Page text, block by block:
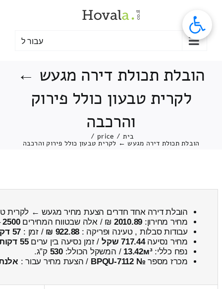
עבור ל
הובלת תכולת דירה מגעש ←
לקרית טבעון כולל פירוק
והרכבה
בית /
price
/
הובלת תכולת דירה מגעש ← לקרית טבעון כולל פירוק והרכבה
הובלת דירה אחד חדרים הצעת מחיר מגעש ← לקרית
מחיר מחירון: 2010.89 ₪ / אלה שבטווח המחירים2500
עבודות סבלות , טעינה ופריקה : 922.88 ₪ / זמן : 57 דקות 14 שניות
מחיר נסיעה717.44 שקל / זמן נסיעה בין ערים55 דקות
נפח כללי:13.42м³ / המשקל הכולל:530 ק”ג.
מכרז מספר № BPQU-7112 / הצעת מחיר עבור :